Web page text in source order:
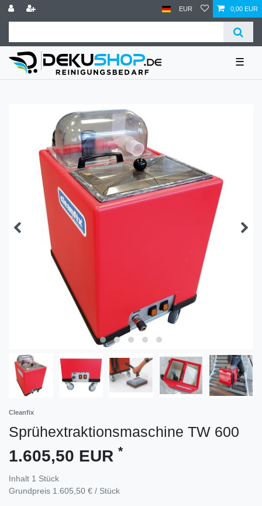
EUR 0,00 EUR
☰
Cleanfix
Sprühextraktionsmaschine TW 600
1.605,50 EUR *
Inhalt 1 Stück
Grundpreis 1.605,50 € / Stück